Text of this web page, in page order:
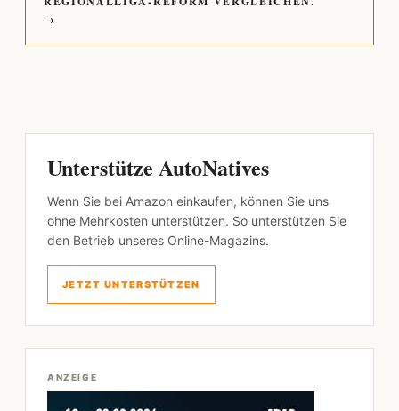
→
Unterstütze AutoNatives
Wenn Sie bei Amazon einkaufen, können Sie uns
ohne Mehrkosten unterstützen. So unterstützen Sie
den Betrieb unseres Online-Magazins.
JETZT UNTERSTÜTZEN
ANZEIGE